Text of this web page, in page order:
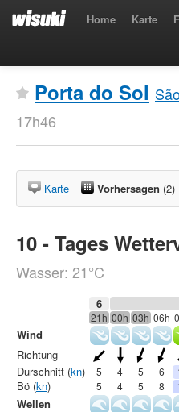
Home Karte
Porta do Sol
17h46
Karte Vorhersagen (2)
10 - Tages
Wasser: 21°C
6
21h 00h 03h 06h
5 4 5 6
5
4 5 8
Wind
Richtung
Durschnitt (kn)
Bö (kn)
Wellen